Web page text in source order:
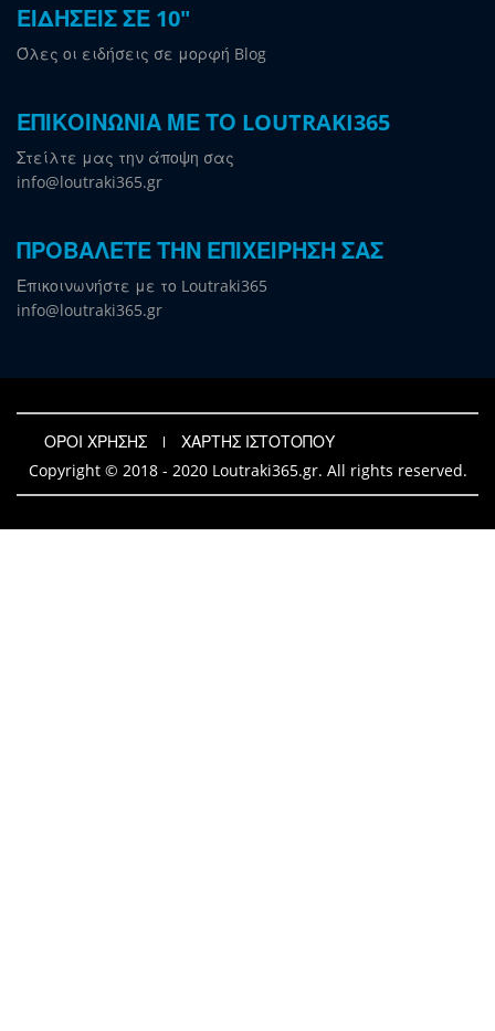
ΕΙΔΗΣΕΙΣ ΣΕ 10"
Όλες οι ειδήσεις σε μορφή Blog
ΕΠΙΚΟΙΝΩΝΙΑ ΜΕ ΤΟ LOUTRAKI365
Στείλτε μας την άποψη σας
info@loutraki365.gr
ΠΡΟΒΑΛΕΤΕ ΤΗΝ ΕΠΙΧΕΙΡΗΣΗ ΣΑΣ
Επικοινωνήστε με το Loutraki365
info@loutraki365.gr
ΟΡΟΙ ΧΡΗΣΗΣ
ΧΑΡΤΗΣ ΙΣΤΟΤΟΠΟΥ
Copyright © 2018 - 2020 Loutraki365.gr. All rights reserved.